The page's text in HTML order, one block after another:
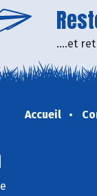
....et
Accueil